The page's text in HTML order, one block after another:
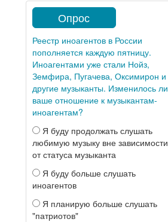
Опрос
Реестр иноагентов в России
пополняется каждую пятницу.
Иноагентами уже стали Нойз,
Земфира, Пугачева, Оксимирон и
другие музыканты. Изменилось ли
ваше отношение к музыкантам-
иноагентам?
Я буду продолжать слушать
любимую музыку вне зависимости
от статуса музыканта
Я буду больше слушать
иноагентов
Я планирую больше слушать
"патриотов"